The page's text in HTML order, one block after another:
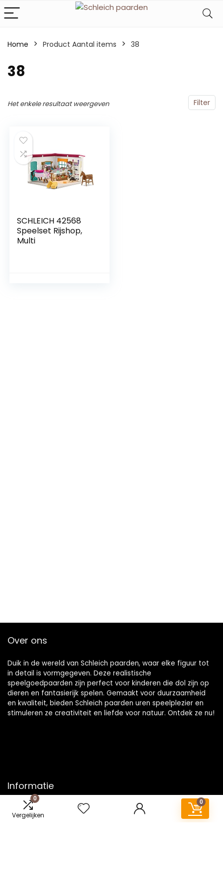
0
Vergelijken
0
Home Product Aantal items ‎38
‎38
Filter
Het enkele resultaat weergeven
SCHLEICH 42568
Speelset Rijshop,
Multi
Over ons
Duik in de wereld van Schleich paarden, waar elke figuur tot
in detail is vormgegeven. Deze realistische
speelgoedpaarden zijn perfect voor kinderen die dol zijn op
dieren en fantasierijk spelen. Gemaakt voor duurzaamheid
en kwaliteit, bieden Schleich paarden uren speelplezier en
stimuleren ze creativiteit en liefde voor natuur. Ontdek ze nu!
Informatie
Contact